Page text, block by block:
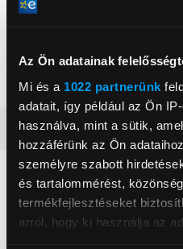
Az Ön adatainak
Mi és a 1022 partnerünk
adatait, így például az Ön
használva, mint a sütik,
hozzáférünk az Ön
személyre szabott
és tartalommérést,
termékfejlesztéseket
arról, hogy ki használja az
50197, Zaragoza, C / Tarraca, No. 12
Bevonata
Lapok hossza
Részletes ismertető
Neked